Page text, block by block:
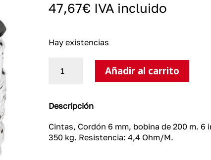
47,67€ IVA incluido
Hay existencias
de
200
m.
cantidad
Añadir al carrito
Descripción
Cintas, Cordón 6 mm, bobina de 200 m. 6
350 kg. Resistencia: 4,4 Ohm/M.